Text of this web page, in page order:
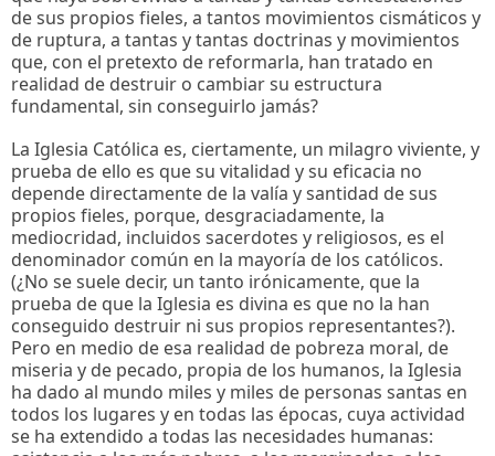
de sus propios fieles, a tantos movimientos cismáticos y
de ruptura, a tantas y tantas doctrinas y movimientos
que, con el pretexto de reformarla, han tratado en
realidad de destruir o cambiar su estructura
fundamental, sin conseguirlo jamás?
La Iglesia Católica es, ciertamente, un milagro viviente, y
prueba de ello es que su vitalidad y su eficacia no
depende directamente de la valía y santidad de sus
propios fieles, porque, desgraciadamente, la
mediocridad, incluidos sacerdotes y religiosos, es el
denominador común en la mayoría de los católicos.
(¿No se suele decir, un tanto irónicamente, que la
prueba de que la Iglesia es divina es que no la han
conseguido destruir ni sus propios representantes?).
Pero en medio de esa realidad de pobreza moral, de
miseria y de pecado, propia de los humanos, la Iglesia
ha dado al mundo miles y miles de personas santas en
todos los lugares y en todas las épocas, cuya actividad
se ha extendido a todas las necesidades humanas: